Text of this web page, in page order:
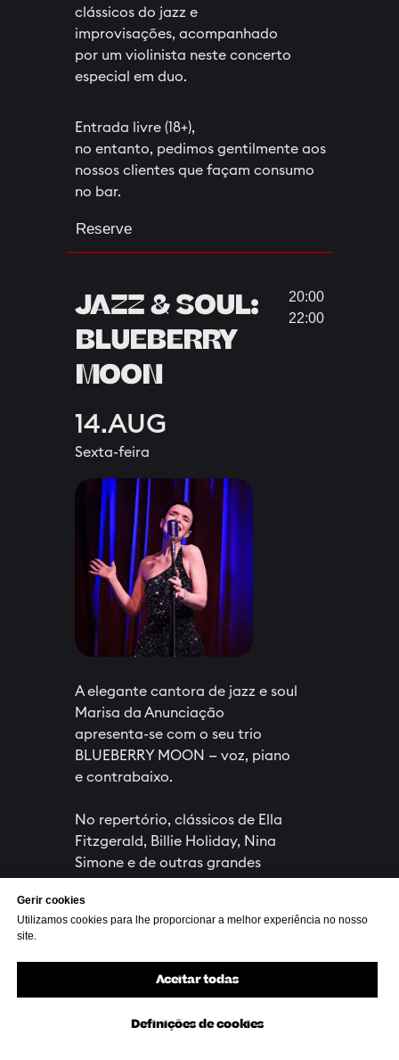
Entrada livre (18+),
no entanto, pedimos gentilmente aos
nossos clientes que façam consumo
no bar.
clássicos do jazz e
improvisações, acompanhado
por um violinista neste concerto
especial em duo.
Reserve
nossos clientes que façam consumo
no bar.
Sexta-feira
20:00
22:00
A elegante cantora de jazz e soul
Marisa da Anunciação
apresenta-se com o seu trio
BLUEBERRY MOON — voz, piano
e contrabaixo.
No repertório, clássicos de Ella
Fitzgerald, Billie Holiday, Nina
Simone e de outras grandes
lendas do jazz.
Reserve
14.AUG
​​JAZZ & SOUL:
BLUEBERRY
MOON
Gerir cookies
Utilizamos cookies para lhe proporcionar a melhor experiência no nosso
site.
Aceitar todas
Definições de cookies